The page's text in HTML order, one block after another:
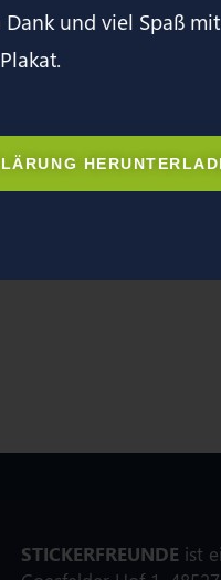
STICKERFREUNDE ist
und viel Spaß
Plakat.